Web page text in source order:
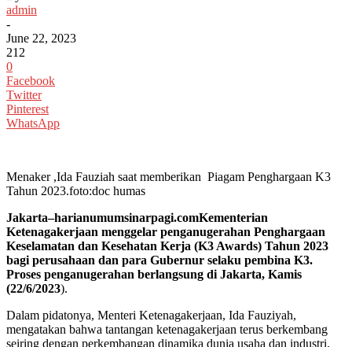
admin
-
June 22, 2023
212
0
Facebook
Twitter
Pinterest
WhatsApp
Menaker ,Ida Fauziah saat memberikan Piagam Penghargaan K3
Tahun 2023.foto:doc humas
Jakarta–harianumumsinarpagi.comKementerian
Ketenagakerjaan menggelar penganugerahan Penghargaan
Keselamatan dan Kesehatan Kerja (K3 Awards) Tahun 2023
bagi perusahaan dan para Gubernur selaku pembina K3.
Proses penganugerahan berlangsung di Jakarta, Kamis
(22/6/2023).
Dalam pidatonya, Menteri Ketenagakerjaan, Ida Fauziyah,
mengatakan bahwa tantangan ketenagakerjaan terus berkembang
seiring dengan perkembangan dinamika dunia usaha dan industri.